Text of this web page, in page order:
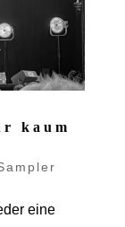
kaum
eine